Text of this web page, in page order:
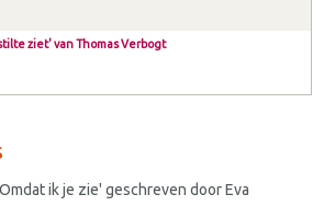
ziet' van Thomas Verbogt
ik je zie' geschreven door Eva